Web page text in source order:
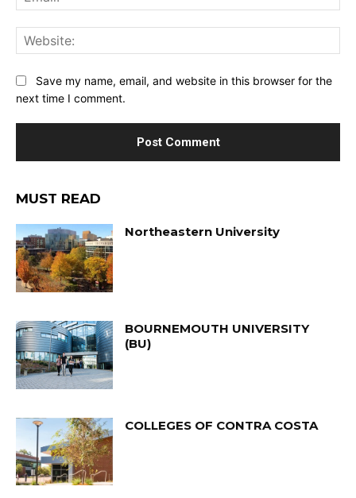
Save my name, email, and website in this browser for the
next time I comment.
MUST READ
Northeastern University
BOURNEMOUTH UNIVERSITY
(BU)
COLLEGES OF CONTRA COSTA